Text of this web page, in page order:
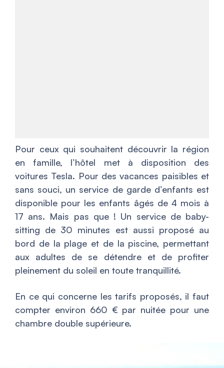
Pour ceux qui souhaitent découvrir la région
en famille, l’hôtel met à disposition des
voitures Tesla. Pour des vacances paisibles et
sans souci, un service de garde d’enfants est
disponible pour les enfants âgés de 4 mois à
17 ans. Mais pas que ! Un service de baby-
sitting de 30 minutes est aussi proposé au
bord de la plage et de la piscine, permettant
aux adultes de se détendre et de profiter
pleinement du soleil en toute tranquillité.
En ce qui concerne les tarifs proposés, il faut
compter environ 660 € par nuitée pour une
chambre double supérieure.